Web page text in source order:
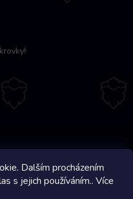
Dalším procházením
s jejich používáním.. Více